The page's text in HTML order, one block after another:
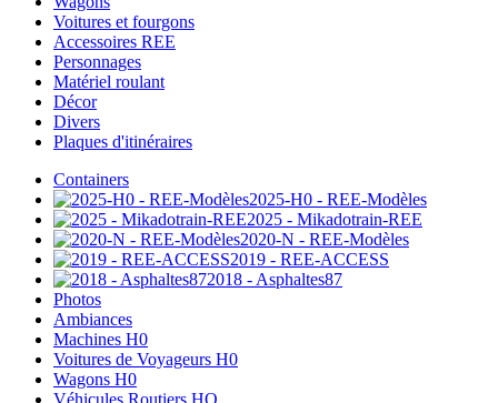
Voitures et fourgons
Accessoires REE
Personnages
Matériel roulant
Décor
Divers
Plaques d'itinéraires
Containers
2025-H0 - REE-Modèles
2025 - Mikadotrain-REE
2020-N - REE-Modèles
2019 - REE-ACCESS
2018 - Asphaltes87
Photos
Ambiances
Machines H0
Voitures de Voyageurs H0
Wagons H0